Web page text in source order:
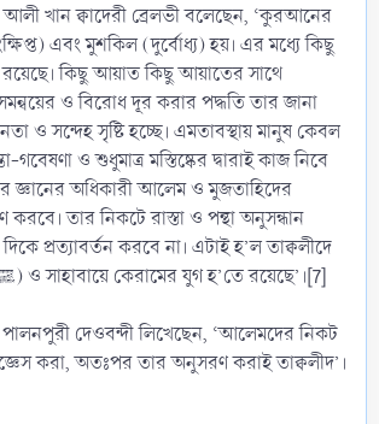
আলী খান ক্বাদেরী ব্রেলভী বলেছেন, ‘কুরআনের
এবং মুশকিল (দুর্বোধ্য) হয়। এর মধ্যে কিছু
কিছু আয়াত কিছু আয়াতের সাথে
ও বিরোধ দূর করার পদ্ধতি তার জানা
ও সন্দেহ সৃষ্টি হচ্ছে। এমতাবস্থায় মানুষ কেবল
গবেষণা ও শুধুমাত্র মস্তিষ্কের দ্বারাই কাজ নিবে
জ্ঞানের অধিকারী আলেম ও মুজতাহিদের
তার নিকটে রাস্তা ও পন্থা অনুসন্ধান
প্রত্যাবর্তন করবে না। এটাই হ’ল তাক্বলীদে
শাখছী। যা রাসূল (ﷺ) ও সাহাবায়ে কেরামের যুগ হ’তে রয়েছে’।[7]
দেওবন্দী লিখেছেন, ‘আলেমদের নিকট
করা, অতঃপর তার অনুসরণ করাই তাক্বলীদ’।